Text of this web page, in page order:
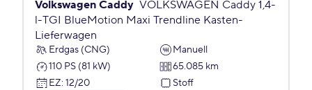
Volkswagen Caddy VOLKSWAGEN Caddy 1,4-
l-TGI BlueMotion Maxi Trendline Kasten-
Lieferwagen
Erdgas (CNG)
Manuell
110 PS (81 kW)
65.085 km
EZ: 12/20 Stoff